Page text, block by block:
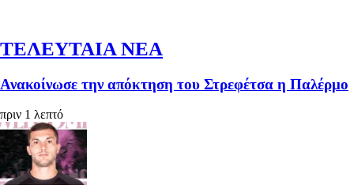
ΤΕΛΕΥΤΑΙΑ ΝΕΑ
Ανακοίνωσε την απόκτηση του Στρεφέτσα η Παλέρμο
πριν 1 λεπτό